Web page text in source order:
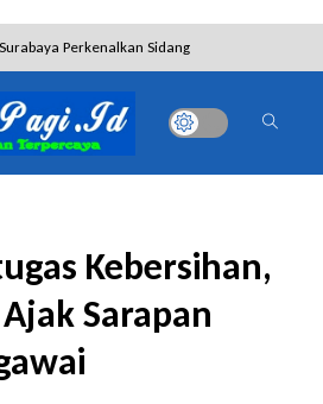
Perkenalkan Sidang
Ketentuan Baru KUHAP
Ranto Hensa, Salim Himawan
10 Miliar
dengan Pemberatan,
4 Bulan Penjara
Kebersihan,
Sarapan